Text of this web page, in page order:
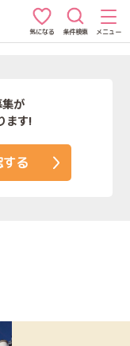
気になる 条件検索 メニュー
が
ます!
る